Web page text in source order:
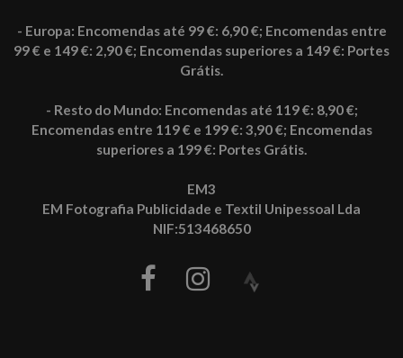
- Europa: Encomendas até 99 €: 6,90 €; Encomendas entre
99 € e 149 €: 2,90 €; Encomendas superiores a 149 €: Portes
Grátis.
- Resto do Mundo: Encomendas até 119 €: 8,90 €;
Encomendas entre 119 € e 199 €: 3,90 €; Encomendas
superiores a 199 €: Portes Grátis.
EM3
EM Fotografia Publicidade e Textil Unipessoal Lda
NIF:513468650